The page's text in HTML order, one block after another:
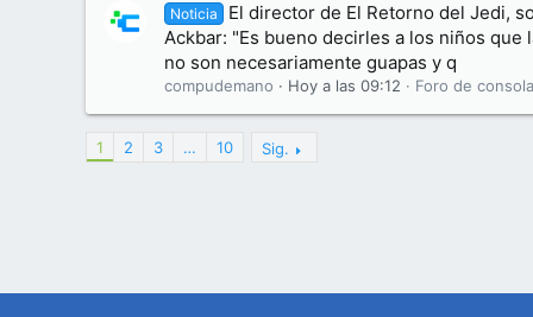
Noticia
El director de El Retorno del Jedi,
Ackbar: "Es bueno decirles a los niños que
no son necesariamente guapas y q
compudemano Hoy a las 09:12 Foro de
1 2 3 … 10 Sig.